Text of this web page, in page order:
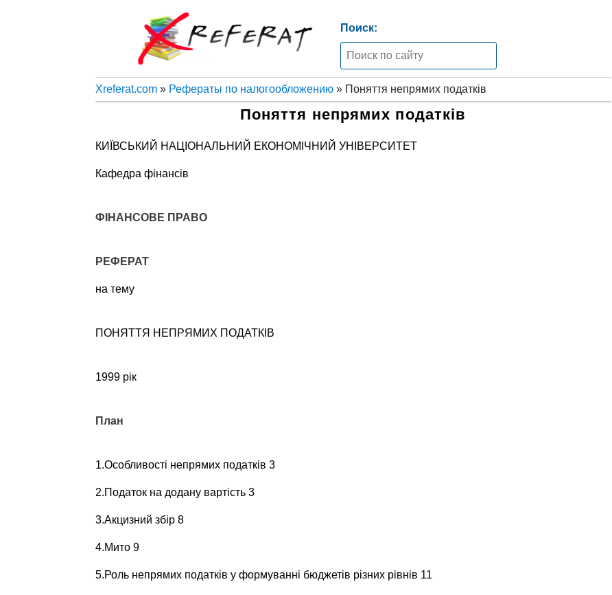
Поиск:
Xreferat.com» Рефераты по налогообложению» Поняття непрямих податків
Поняття непрямих податків
КИЇВСЬКИЙ НАЦІОНАЛЬНИЙ ЕКОНОМІЧНИЙ УНІВЕРСИТЕТ
Кафедра фінансів
ФІНАНСОВЕ ПРАВО
РЕФЕРАТ
на тему
ПОНЯТТЯ НЕПРЯМИХ ПОДАТКІВ
1999 рік
План
1.Особливості непрямих податків 3
2.Податок на додану вартість 3
3.Акцизний збір 8
4.Мито 9
5.Роль непрямих податків у формуванні бюджетів різних рівнів 11